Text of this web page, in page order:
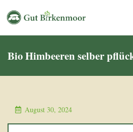
Bio Himbeeren selber
August 30, 2024